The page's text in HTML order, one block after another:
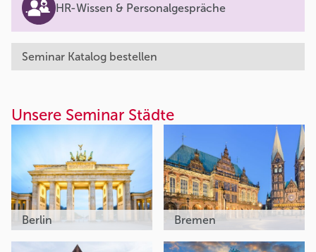
HR-Wissen & Personalgespräche
Seminar Katalog bestellen
Unsere Seminar Städte
Berlin Bremen